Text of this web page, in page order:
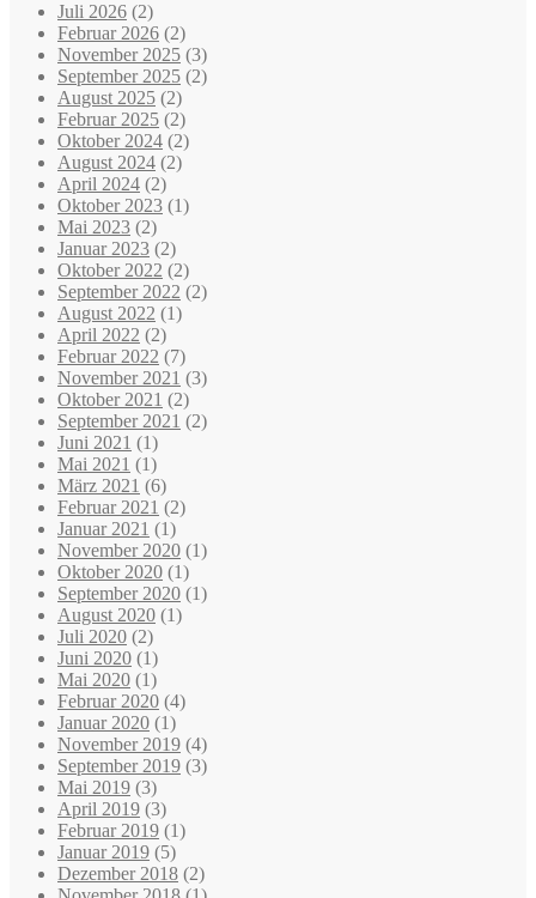
Juli 2026 (2)
Februar 2026 (2)
November 2025 (3)
September 2025 (2)
August 2025 (2)
Februar 2025 (2)
Oktober 2024 (2)
August 2024 (2)
April 2024 (2)
Oktober 2023 (1)
Mai 2023 (2)
Januar 2023 (2)
Oktober 2022 (2)
September 2022 (2)
August 2022 (1)
April 2022 (2)
Februar 2022 (7)
November 2021 (3)
Oktober 2021 (2)
September 2021 (2)
Juni 2021 (1)
Mai 2021 (1)
März 2021 (6)
Februar 2021 (2)
Januar 2021 (1)
November 2020 (1)
Oktober 2020 (1)
September 2020 (1)
August 2020 (1)
Juli 2020 (2)
Juni 2020 (1)
Mai 2020 (1)
Februar 2020 (4)
Januar 2020 (1)
November 2019 (4)
September 2019 (3)
Mai 2019 (3)
April 2019 (3)
Februar 2019 (1)
Januar 2019 (5)
Dezember 2018 (2)